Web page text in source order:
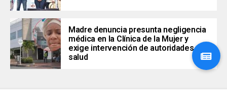
Madre denuncia presunta negligencia
médica en la Clínica de la Mujer y
exige intervención de autoridades de
salud